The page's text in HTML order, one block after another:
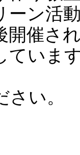
ーン活
開催さ
ていま
い。